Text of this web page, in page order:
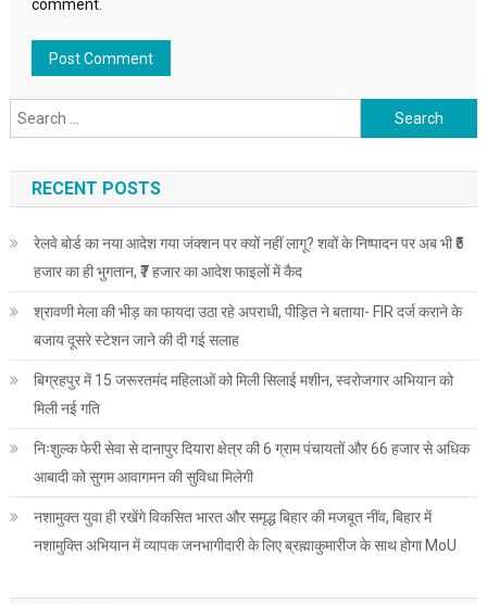
comment.
Search
for:
RECENT POSTS
रेलवे बोर्ड का नया आदेश गया जंक्शन पर क्यों नहीं लागू? शवों के निष्पादन पर अब भी ₹5
हजार का ही भुगतान, ₹7 हजार का आदेश फाइलों में कैद
श्रावणी मेला की भीड़ का फायदा उठा रहे अपराधी, पीड़ित ने बताया- FIR दर्ज कराने के
बजाय दूसरे स्टेशन जाने की दी गई सलाह
बिग्रहपुर में 15 जरूरतमंद महिलाओं को मिली सिलाई मशीन, स्वरोजगार अभियान को
मिली नई गति
निःशुल्क फेरी सेवा से दानापुर दियारा क्षेत्र की 6 ग्राम पंचायतों और 66 हजार से अधिक
आबादी को सुगम आवागमन की सुविधा मिलेगी
नशामुक्त युवा ही रखेंगे विकसित भारत और समृद्ध बिहार की मजबूत नींव, बिहार में
नशामुक्ति अभियान में व्यापक जनभागीदारी के लिए ब्रह्माकुमारीज के साथ होगा MoU